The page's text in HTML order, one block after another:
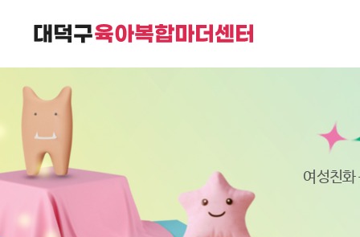
대덕구육아복합마더센터는
여성친화